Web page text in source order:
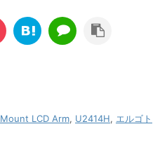
LCD Arm, U2414H, エルゴト